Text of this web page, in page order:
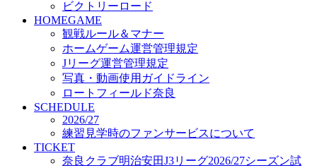
サポートショップ
GOODS
オフィシャルストア（実店舗）
オンラインストア
ACADEMY
アカデミーについて
プロジェクト
コーチ&スタッフ
ジュニア
ジュニアユース
ユース
ビクトリーロード
HOMEGAME
観戦ルール＆マナー
ホームゲーム運営管理規定
Jリーグ運営管理規定
写真・動画使用ガイドライン
ロートフィールド奈良
SCHEDULE
2026/27
練習見学時のファンサービスについて
TICKET
奈良クラブ明治安田J3リーグ2026/27シーズン試